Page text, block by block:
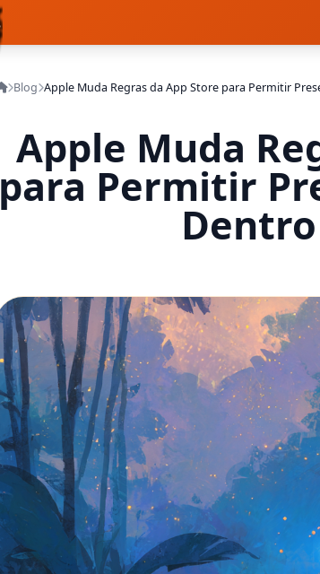
Blog
Apple Muda
para Permitir